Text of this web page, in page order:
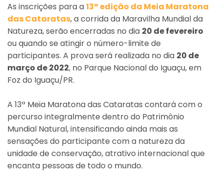
As inscrições para a13ª edição da Meia Maratona
das Cataratas, a corrida da Maravilha Mundial da
Natureza, serão encerradas no dia 20 de fevereiro
ou quando se atingir o número-limite de
participantes. A prova será realizada no dia 20 de
março de 2022, no Parque Nacional do Iguaçu, em
Foz do Iguaçu/PR.
A 13ª Meia Maratona das Cataratas contará com o
percurso integralmente dentro do Patrimônio
Mundial Natural, intensificando ainda mais as
sensações do participante com a natureza da
unidade de conservação, atrativo internacional que
encanta pessoas de todo o mundo.